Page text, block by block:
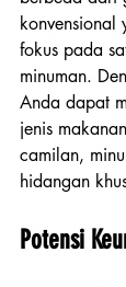
konvensional
fokus pada
minuman.
Anda dapat
jenis
camilan,
hidangan
Potensi